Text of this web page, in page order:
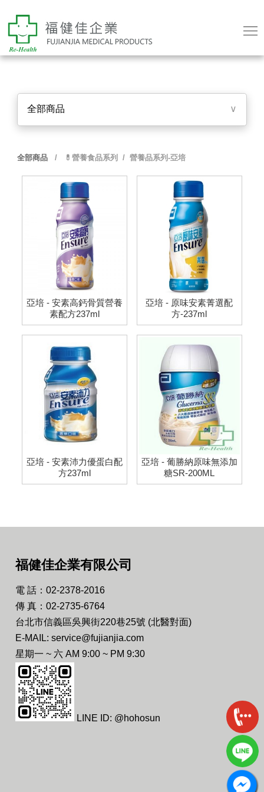
全部商品 ∨
全部商品 / 💊營養食品系列 / 營養品系列-亞培
亞培 - 安素高鈣骨質營養
素配方237ml
亞培 - 原味安素菁選配
方-237ml
亞培 - 安素沛力優蛋白配
方237ml
亞培 - 葡勝納原味無添加
糖SR-200ML
福健佳企業有限公司
電 話：02-2378-2016
傳 真：02-2735-6764
台北市信義區吳興街220巷25號 (北醫對面)
E-MAIL: service@fujianjia.com
星期一 ~ 六 AM 9:00 ~ PM 9:30
LINE ID: @hohosun